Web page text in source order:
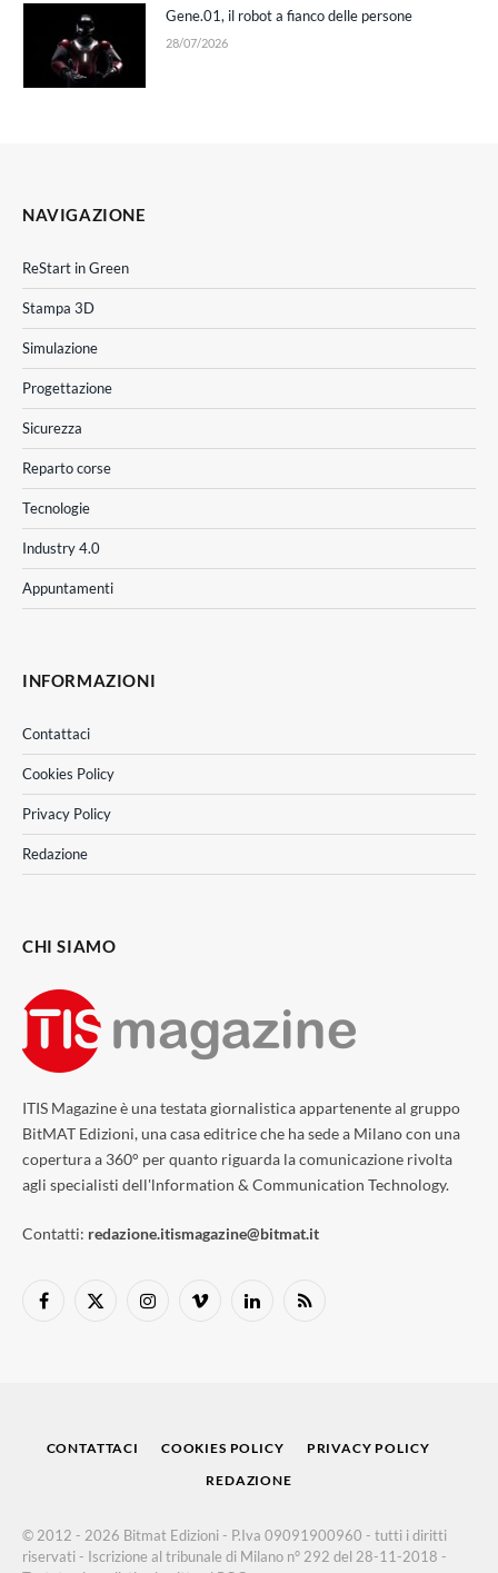
Gene.01, il robot a fianco delle persone
28/07/2026
NAVIGAZIONE
ReStart in Green
Stampa 3D
Simulazione
Progettazione
Sicurezza
Reparto corse
Tecnologie
Industry 4.0
Appuntamenti
INFORMAZIONI
Contattaci
Cookies Policy
Privacy Policy
Redazione
CHI SIAMO
ITIS Magazine è una testata giornalistica appartenente al gruppo
BitMAT Edizioni, una casa editrice che ha sede a Milano con una
copertura a 360° per quanto riguarda la comunicazione rivolta
agli specialisti dell'lnformation & Communication Technology.
Contatti: redazione.itismagazine@bitmat.it
Facebook
X
InstagramVimeo LinkedInRSS
CONTATTACI COOKIES POLICY
PRIVACY POLICY
REDAZIONE
© 2012 - 2026 Bitmat Edizioni - P.Iva 09091900960 - tutti i diritti
riservati - Iscrizione al tribunale di Milano n° 292 del 28-11-2018 -